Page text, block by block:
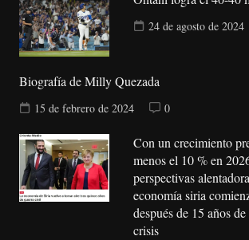
24 de agosto de 2024
Biografía de Milly Quezada
15 de febrero de 2024 0
Con un crecimiento
menos el 10 % en
perspectivas
economía siria
después de 15 años
crisis